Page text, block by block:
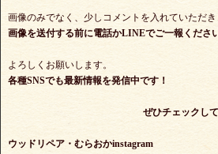
画像のみでなく、少しコメントを入れていただ
画像を送付する前に電話かLINEでご一報ください
よろしくお願いします。
各種SNSでも最新情報を発信中です！
ぜひチェックしてみてく
ウッドリペア・むらおかinstagram